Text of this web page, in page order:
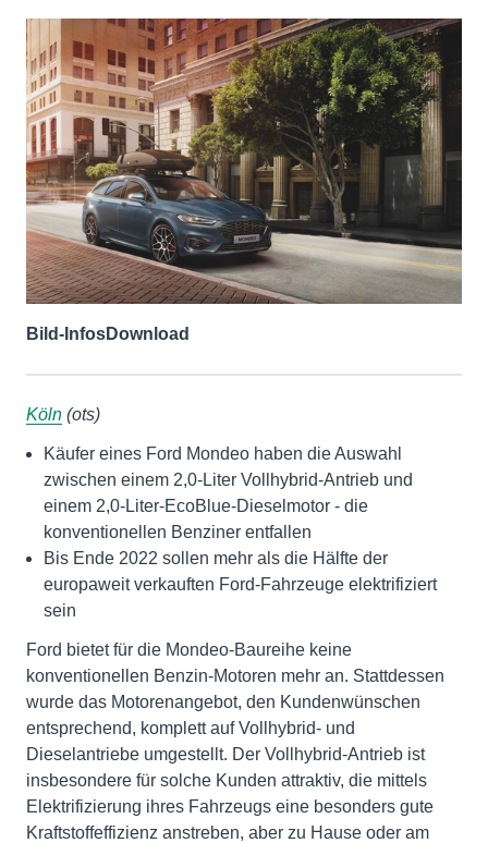
Bild-InfosDownload
Köln (ots)
Käufer eines Ford Mondeo haben die Auswahl
zwischen einem 2,0-Liter Vollhybrid-Antrieb und
einem 2,0-Liter-EcoBlue-Dieselmotor - die
konventionellen Benziner entfallen
Bis Ende 2022 sollen mehr als die Hälfte der
europaweit verkauften Ford-Fahrzeuge elektrifiziert
sein
Ford bietet für die Mondeo-Baureihe keine
konventionellen Benzin-Motoren mehr an. Stattdessen
wurde das Motorenangebot, den Kundenwünschen
entsprechend, komplett auf Vollhybrid- und
Dieselantriebe umgestellt. Der Vollhybrid-Antrieb ist
insbesondere für solche Kunden attraktiv, die mittels
Elektrifizierung ihres Fahrzeugs eine besonders gute
Kraftstoffeffizienz anstreben, aber zu Hause oder am